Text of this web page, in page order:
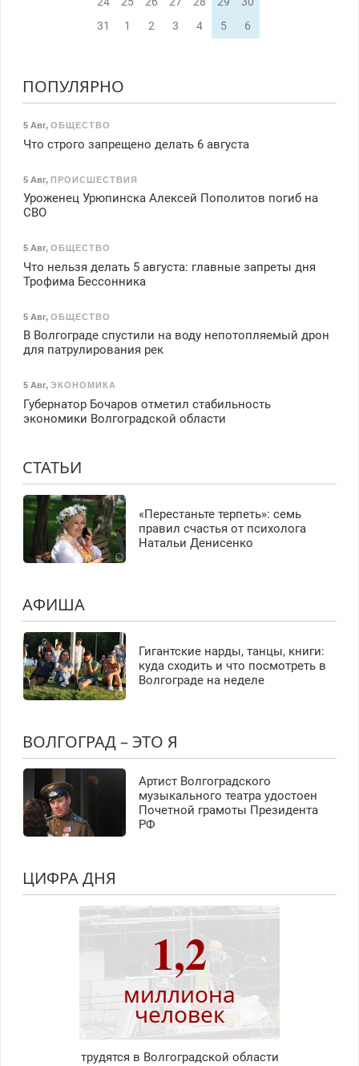
31
1 2 3 4 5 6
ПОПУЛЯРНО
5 Авг, ОБЩЕСТВО
Что строго запрещено делать 6 августа
5 Авг, ПРОИСШЕСТВИЯ
Уроженец Урюпинска Алексей Пополитов погиб на
СВО
5 Авг, ОБЩЕСТВО
Что нельзя делать 5 августа: главные запреты дня
Трофима Бессонника
5 Авг, ОБЩЕСТВО
В Волгограде спустили на воду непотопляемый дрон
для патрулирования рек
5 Авг, ЭКОНОМИКА
Губернатор Бочаров отметил стабильность
экономики Волгоградской области
СТАТЬИ
«Перестаньте терпеть»: семь
правил счастья от психолога
Натальи Денисенко
АФИША
Гигантские нарды, танцы, книги:
куда сходить и что посмотреть в
Волгограде на неделе
ВОЛГОГРАД – ЭТО Я
Артист Волгоградского
музыкального театра удостоен
Почетной грамоты Президента
РФ
ЦИФРА ДНЯ
1,2
миллиона
человек
трудятся в Волгоградской области